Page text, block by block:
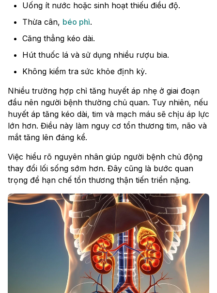
Uống ít nước hoặc sinh hoạt thiếu điều độ.
Thừa cân, béo phì.
Căng thẳng kéo dài.
Hút thuốc lá và sử dụng nhiều rượu bia.
Không kiểm tra sức khỏe định kỳ.
Nhiều trường hợp chỉ tăng huyết áp nhẹ ở giai đoạn
đầu nên người bệnh thường chủ quan. Tuy nhiên, nếu
huyết áp tăng kéo dài, tim và mạch máu sẽ chịu áp lực
lớn hơn. Điều này làm nguy cơ tổn thương tim, não và
mắt tăng lên đáng kể.
Việc hiểu rõ nguyên nhân giúp người bệnh chủ động
thay đổi lối sống sớm hơn. Đây cũng là bước quan
trọng để hạn chế tổn thương thận tiến triển nặng.